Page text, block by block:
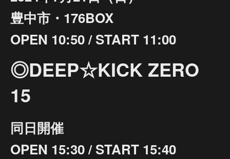
豊中市・176BOX
OPEN 10:50 / START 11:00
◎DEEP☆KICK ZERO
15
同日開催
OPEN 15:30 / START 15:40